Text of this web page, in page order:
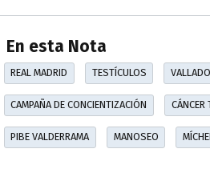
En esta Nota
REAL MADRID TESTÍCULOS
CAMPAÑA DE CONCIENTIZACIÓN CÁNCER
PIBE VALDERRAMA MANOSEO